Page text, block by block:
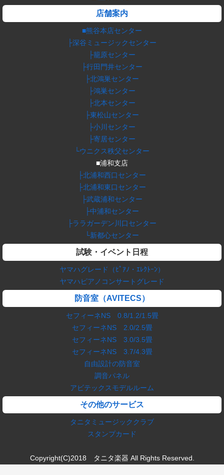
店舗案内
■熊谷本店センター
├深谷ミュージックセンター
├籠原センター
├行田門井センター
├北鴻巣センター
├鴻巣センター
├北本センター
├東松山センター
├小川センター
├寄居センター
└ウニクス秩父センター
■浦和支店
├北浦和西口センター
├北浦和東口センター
├武蔵浦和センター
├中浦和センター
├ララガーデン川口センター
└新都心センター
試験・イベント日程
ヤマハグレード（ﾋﾟｱﾉ・ｴﾚｸﾄｰﾝ）
ヤマハピアノコンサートグレード
防音室（AVITECS）
セフィーネNS 0.8/1.2/1.5畳
セフィーネNS 2.0/2.5畳
セフィーネNS 3.0/3.5畳
セフィーネNS 3.7/4.3畳
自由設計の防音室
調音パネル
アビテックスモデルルーム
その他のサービス
タニタミュージッククラブ
スタンプカード
Copyright(C)2018 タニタ楽器 All Rights Reserved.